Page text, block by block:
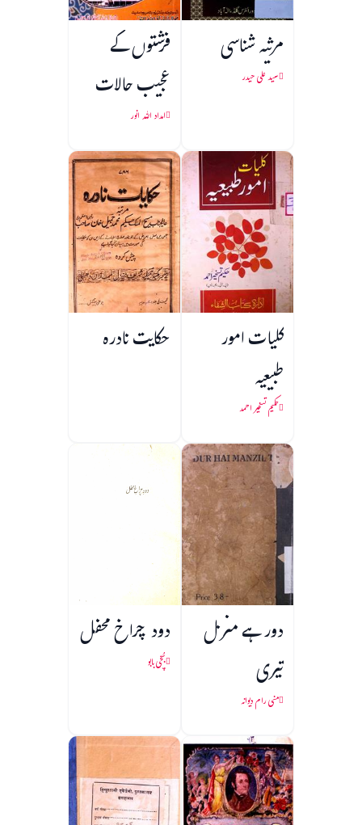
مرثیہ شناسی
سید علی حیدر
فرشتوں کے
عجیب حالات
امداد اللہ انور
کلیات امور
طبیعیہ
حکیم تسخیر احمد
حکایت نادرہ
دور ہے منزل
تیری
منی رام دیوانہ
دود چراخ محفل
بُچّی بابو